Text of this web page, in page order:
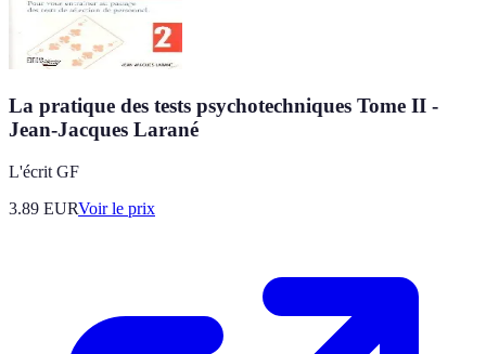
La pratique des tests psychotechniques Tome II -
Jean-Jacques Larané
L'écrit GF
3.89 EURVoir le prix